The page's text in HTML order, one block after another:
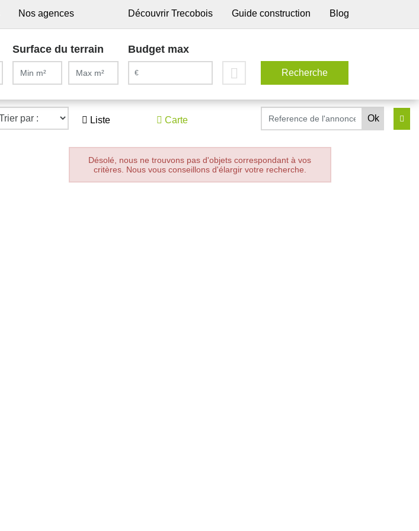
Nos agences Découvrir Trecobois Guide construction Blog
Surface du terrain Budget max
Liste Carte
Désolé, nous ne trouvons pas d'objets correspondant à vos
critères. Nous vous conseillons d'élargir votre recherche.